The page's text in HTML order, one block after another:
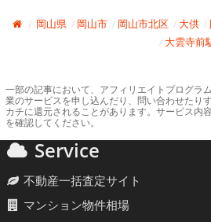
岡山県 岡山市 岡山市北区 大供
大雲寺前
一部の記事において、アフィリエイトプログラ
業のサービスを申し込んだり、問い合わせたり
カチに還元されることがあります。サービス内
を確認してください。
Service
不動産一括査定サイト
マンション物件相場